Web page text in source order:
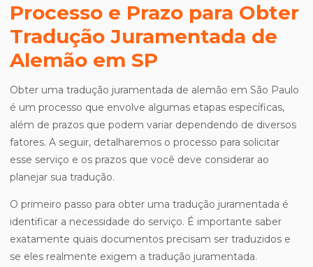
Processo e Prazo para Obter
Tradução Juramentada de
Alemão em SP
Obter uma tradução juramentada de alemão em São Paulo
é um processo que envolve algumas etapas específicas,
além de prazos que podem variar dependendo de diversos
fatores. A seguir, detalharemos o processo para solicitar
esse serviço e os prazos que você deve considerar ao
planejar sua tradução.
O primeiro passo para obter uma tradução juramentada é
identificar a necessidade do serviço. É importante saber
exatamente quais documentos precisam ser traduzidos e
se eles realmente exigem a tradução juramentada.